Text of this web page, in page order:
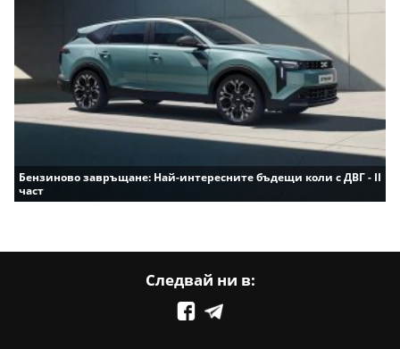
Бензиново завръщане: Най-интересните бъдещи коли с ДВГ - II
част
Следвай ни в: